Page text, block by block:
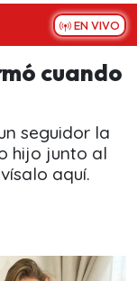
EN VIVO
cuando
seguidor la
hijo junto al
aquí.